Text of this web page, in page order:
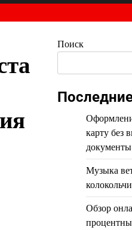
Поиск
карту без
документы
Музыка
Обзор